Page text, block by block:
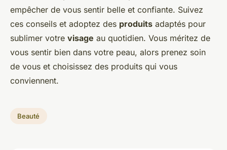
empêcher de vous sentir belle et confiante. Suivez
ces conseils et adoptez des produits adaptés pour
sublimer votre visage au quotidien. Vous méritez de
vous sentir bien dans votre peau, alors prenez soin
de vous et choisissez des produits qui vous
conviennent.
Beauté